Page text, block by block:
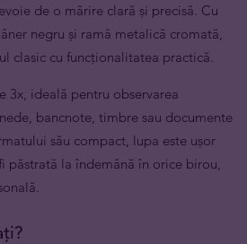
de o mărire clară și precisă. Cu
negru și ramă metalică cromată,
clasic cu funcționalitatea practică.
3x, ideală pentru observarea
bancnote, timbre sau documente
său compact, lupa este ușor
păstrată la îndemână în orice birou,